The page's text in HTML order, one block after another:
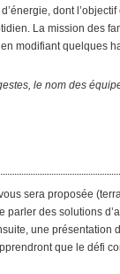
dont
La mission des
modifiant quelques
le nom des
sera proposée
des solutions
une présentation
que le défi